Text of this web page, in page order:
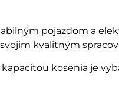
pojazdom a
kvalitným
kosenia je